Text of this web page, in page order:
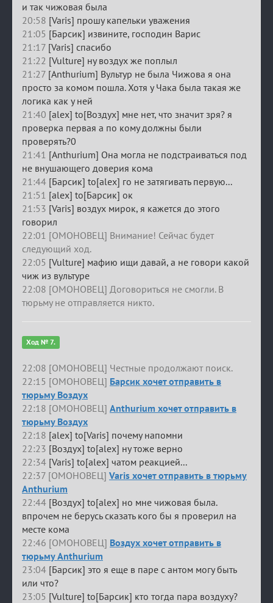
и так чижовая была
20:58 [Varis] прошу капельки уважения
21:05 [Барсик] извините, господин Варис
21:17 [Varis] спасибо
21:22 [Vulture] ну воздух же поплыл
21:27 [Anthurium] Вультур не была Чижова я она
просто за комом пошла. Хотя у Чака была такая же
логика как у ней
21:40 [alex] to[Воздух] мне нет, что значит зря? я
проверка первая а по кому должны были
проверять?0
21:41 [Anthurium] Она могла не подстраиваться под
не внушающего доверия кома
21:44 [Барсик] to[alex] го не затягивать первую...
21:51 [alex] to[Барсик] ок
21:53 [Varis] воздух мирок, я кажется до этого
говорил
22:01 [ОМОНОВЕЦ] Внимание! Сейчас будет
следующий ход.
22:05 [Vulture] мафию ищи давай, а не говори какой
чиж из вультуре
22:08 [ОМОНОВЕЦ] Договориться не смогли. В
тюрьму не отправляется никто.
Ход № 7.
22:08 [ОМОНОВЕЦ] Честные продолжают поиск.
22:15 [ОМОНОВЕЦ] Барсик хочет отправить в
тюрьму Воздух
22:18 [ОМОНОВЕЦ] Anthurium хочет отправить в
тюрьму Воздух
22:18 [alex] to[Varis] почему напомни
22:23 [Воздух] to[alex] ну тоже верно
22:34 [Varis] to[alex] чатом реакцией...
22:37 [ОМОНОВЕЦ] Varis хочет отправить в тюрьму
Anthurium
22:44 [Воздух] to[alex] но мне чижовая была.
впрочем не берусь сказать кого бы я проверил на
месте кома
22:46 [ОМОНОВЕЦ] Воздух хочет отправить в
тюрьму Anthurium
23:04 [Барсик] это я еще в паре с антом могу быть
или что?
23:05 [Vulture] to[Барсик] кто тогда пара воздуху?